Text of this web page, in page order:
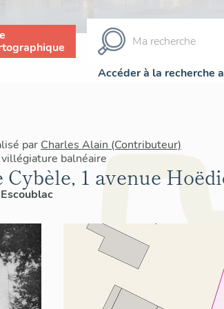
Accéder à la recherche
par Charles Alain (Contributeur)
balnéaire
1 avenue